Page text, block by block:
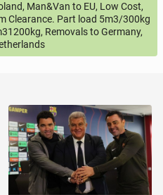
Man&Van to EU, Low Cost,
Clearance. Part load 5m3/300kg
Removals to Germany,